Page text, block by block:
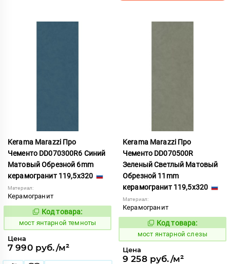
Kerama Marazzi Про
Чементо DD070300R6 Синий
Матовый Обрезной 6mm
керамогранит 119,5x320
Материал:
Керамогранит
1031102
Код товара:
мост янтарной темноты
Цена
7 990 руб./м²
Kerama Marazzi Про
Чементо DD070500R
Зеленый Светлый Матовый
Обрезной 11mm
керамогранит 119,5x320
Материал:
Керамогранит
1031096
Код товара:
мост янтарной слезы
Цена
9 258 руб./м²